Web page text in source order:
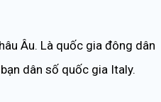
Âu. Là quốc gia đông dân
dân số quốc gia Italy.